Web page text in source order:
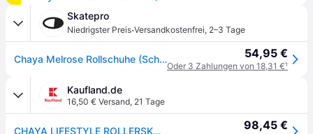
Skatepro
Niedrigster Preis·Versandkostenfrei, 2–3 Tage
Chaya Melrose Rollschuhe (Schwarz/Pink/Lila) 54,95 €
Oder 3 Zahlungen von 18,31 €¹
Kaufland.de
16,50 € Versand, 21 Tage
CHAYA LIFESTYLE ROLLERSKATES Melros - 38 98,45 €